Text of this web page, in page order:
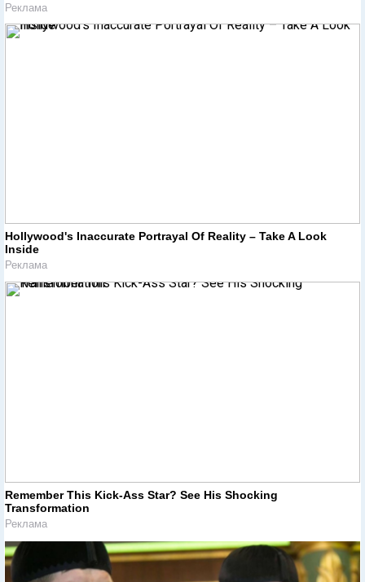
Реклама
Hollywood's Inaccurate Portrayal Of Reality – Take A Look
Inside
Реклама
Remember This Kick-Ass Star? See His Shocking
Transformation
Реклама